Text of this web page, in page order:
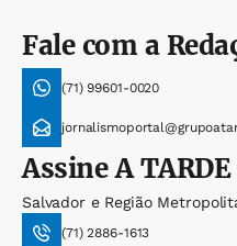
Fale com a
(71) 99601-0020
AssineA TARDE
Salvador e Região
(71) 2886-1613